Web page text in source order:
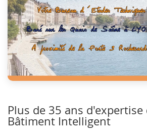
Plus de 35 ans d'expertise
Bâtiment Intelligent